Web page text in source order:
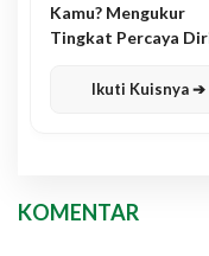
Kamu? Mengukur
Tingkat Percaya
Ikuti Kuisnya ➔
KOMENTAR